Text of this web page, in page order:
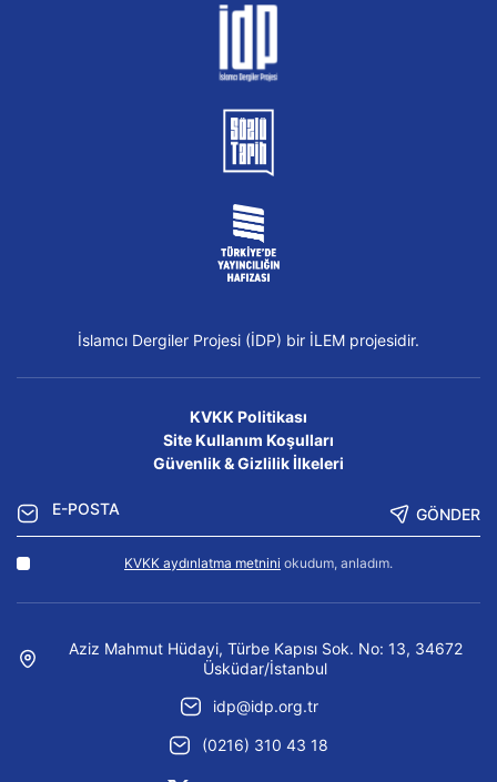
İslamcı Dergiler Projesi (İDP) bir İLEM projesidir.
KVKK Politikası
Site Kullanım Koşulları
Güvenlik & Gizlilik İlkeleri
GÖNDER
KVKK aydınlatma metnini okudum, anladım.
Aziz Mahmut Hüdayi, Türbe Kapısı Sok. No: 13, 34672
Üsküdar/İstanbul
idp@idp.org.tr
(0216) 310 43 18